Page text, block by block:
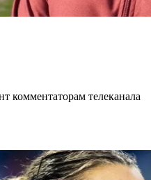
комментаторам телеканала